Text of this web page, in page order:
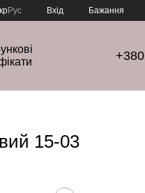
Рус Вхід Бажання
15-03